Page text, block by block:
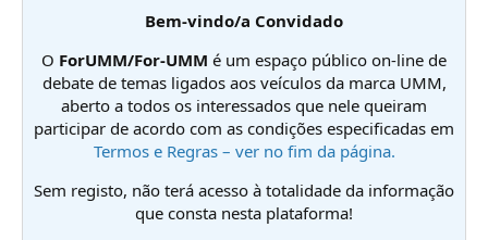
Bem-vindo/a Convidado
O ForUMM/For-UMM é um espaço público on-line de
debate de temas ligados aos veículos da marca UMM,
aberto a todos os interessados que nele queiram
participar de acordo com as condições especificadas em
Termos e Regras – ver no fim da página.
Sem registo, não terá acesso à totalidade da informação
que consta nesta plataforma!